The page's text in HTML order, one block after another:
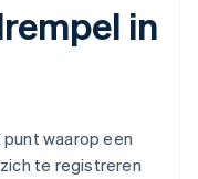
in
waarop een
te registreren